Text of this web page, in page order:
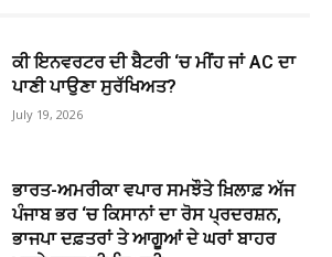
ਕੀ ਇਨਵਰਟਰ ਦੀ ਬੈਟਰੀ ‘ਚ ਮੀਂਹ ਜਾਂ AC ਦਾ
ਪਾਣੀ ਪਾਉਣਾ ਸੁਰੱਖਿਅਤ?
July 19, 2026
ਭਾਰਤ-ਅਮਰੀਕਾ ਵਪਾਰ ਸਮਝੌਤੇ ਖ਼ਿਲਾਫ਼ ਅੱਜ
ਪੰਜਾਬ ਭਰ ‘ਚ ਕਿਸਾਨਾਂ ਦਾ ਰੋਸ ਪ੍ਰਦਰਸ਼ਨ,
ਭਾਜਪਾ ਦਫ਼ਤਰਾਂ ਤੇ ਆਗੂਆਂ ਦੇ ਘਰਾਂ ਬਾਹਰ